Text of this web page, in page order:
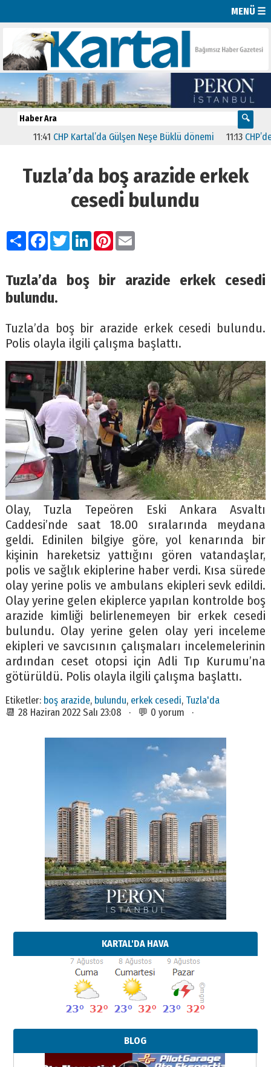
MENÜ ☰
11:41 CHP Kartal’da Gülşen Neşe Büklü dönemi 11:13 CHP’de
Tuzla’da boş arazide erkek
cesedi bulundu
PaylaşFacebook
TwitterLinkedIn
Pinterest
Email
Tuzla’da boş bir arazide erkek cesedi
bulundu.
Tuzla’da boş bir arazide erkek cesedi bulundu.
Polis olayla ilgili çalışma başlattı.
Olay, Tuzla Tepeören Eski Ankara Asvaltı
Caddesi’nde saat 18.00 sıralarında meydana
geldi. Edinilen bilgiye göre, yol kenarında bir
kişinin hareketsiz yattığını gören vatandaşlar,
polis ve sağlık ekiplerine haber verdi. Kısa sürede
olay yerine polis ve ambulans ekipleri sevk edildi.
Olay yerine gelen ekiplerce yapılan kontrolde boş
arazide kimliği belirlenemeyen bir erkek cesedi
bulundu. Olay yerine gelen olay yeri inceleme
ekipleri ve savcısının çalışmaları incelemelerinin
ardından ceset otopsi için Adli Tıp Kurumu’na
götürüldü. Polis olayla ilgili çalışma başlattı.
Etiketler: boş arazide, bulundu, erkek cesedi, Tuzla'da
📆 28 Haziran 2022 Salı 23:08 · 💬 0 yorum ·
KARTAL'DA HAVA
BLOG